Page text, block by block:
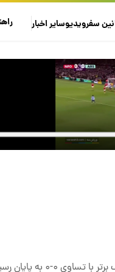
سفرویدیوسایراخبار
به پایان رسید.